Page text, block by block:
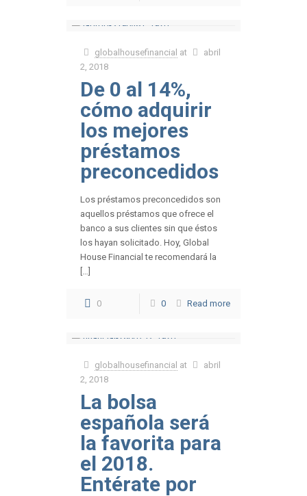
globalhousefinancial at
abril
2, 2018
De 0 al 14%,
cómo adquirir
los mejores
préstamos
preconcedidos
Los préstamos preconcedidos son
aquellos préstamos que ofrece el
banco a sus clientes sin que éstos
los hayan solicitado. Hoy, Global
House Financial te recomendará la
[…]
0 0 Read more
globalhousefinancial at
abril
2, 2018
La bolsa
española será
la favorita para
el 2018.
Entérate por